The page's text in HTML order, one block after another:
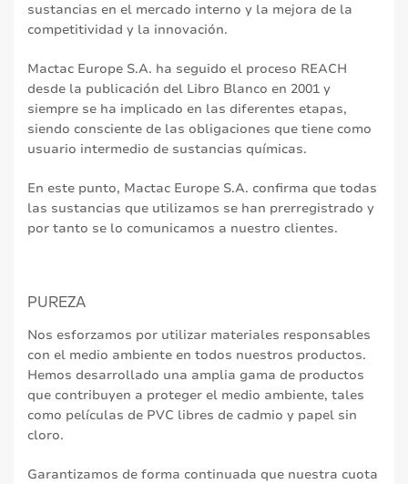
sustancias en el mercado interno y la mejora de la
competitividad y la innovación.
Mactac Europe S.A. ha seguido el proceso REACH
desde la publicación del Libro Blanco en 2001 y
siempre se ha implicado en las diferentes etapas,
siendo consciente de las obligaciones que tiene como
usuario intermedio de sustancias químicas.
En este punto, Mactac Europe S.A. confirma que todas
las sustancias que utilizamos se han prerregistrado y
por tanto se lo comunicamos a nuestro clientes.
PUREZA
Nos esforzamos por utilizar materiales responsables
con el medio ambiente en todos nuestros productos.
Hemos desarrollado una amplia gama de productos
que contribuyen a proteger el medio ambiente, tales
como películas de PVC libres de cadmio y papel sin
cloro.
Garantizamos de forma continuada que nuestra cuota